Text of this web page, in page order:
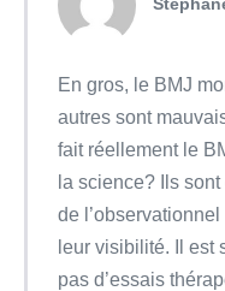
En gros, le BMJ
autres sont
fait réellement le
la science? Ils
de
leur visibilité. Il est
pas d’essais